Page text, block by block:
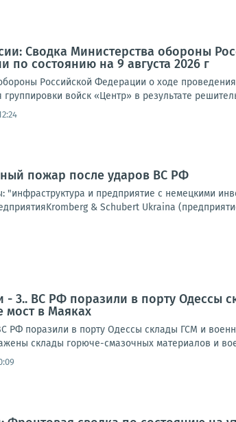
Сводка Министерства обороны
по состоянию на 9 августа 2026 г
Российской Федерации о ходе
войск «Центр» в результате
пожар после ударов ВС РФ
и предприятие с немецкими
& Schubert Ukraina
- 3.. ВС РФ поразили в порту Одессы
мост в Маяках
РФ поразили в порту Одессы склады ГСМ и
склады горюче-смазочных материалов и